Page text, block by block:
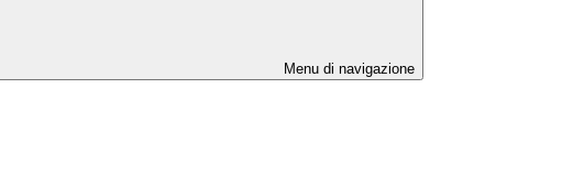
Menu di navigazione